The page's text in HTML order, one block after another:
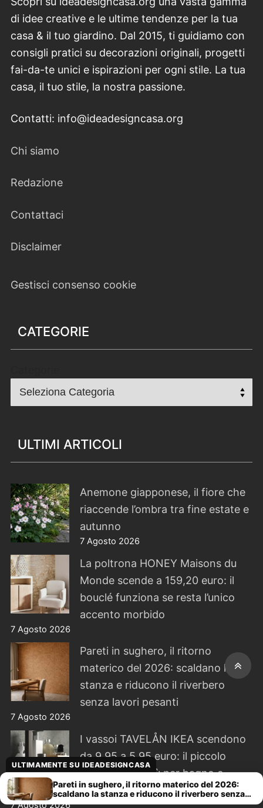
di idee creative e le ultime tendenze per la tua
casa & il tuo giardino. Dal 2015, ti guidiamo con
consigli pratici su decorazioni originali, progetti
fai-da-te unici e ispirazioni per ogni stile. La tua
casa, il tuo stile, la nostra passione.
Contatti: info@ideadesigncasa.org
Chi siamo
Redazione
Contattaci
Disclaimer
Gestisci consenso cookie
CATEGORIE
ULTIMI ARTICOLI
Anemone giapponese, il fiore che
riaccende l’ombra tra fine estate e
autunno
7 Agosto 2026
La poltrona HONEY Maisons du
Monde scende a 159,20 euro: il
bouclé funziona se resta l’unico
accento morbido
7 Agosto 2026
Pareti in sughero, il ritorno
materico del 2026: scaldano la
stanza e riducono il riverbero
senza lavori pesanti
7 Agosto 2026
I vassoi TAVELÅN IKEA scendono
da 9,95 a 5,95 euro: il piccolo
ordine in bambù per bagno e
cucina
7 Agosto 2026
ULTIMAMENTE SU IDEADESIGNCASA
Pareti in sughero, il ritorno materico del 2026:
scaldano la stanza e riducono il riverbero senza
lavori pesanti